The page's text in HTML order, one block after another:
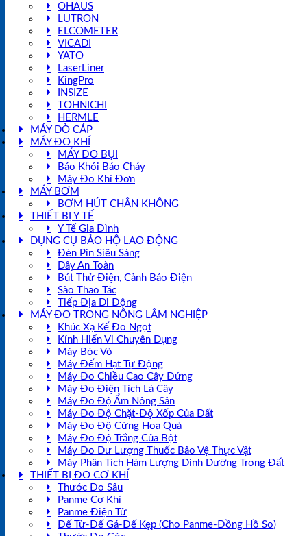
OHAUS
LUTRON
ELCOMETER
VICADI
YATO
LaserLiner
KingPro
INSIZE
TOHNICHI
HERMLE
MÁY DÒ CÁP
MÁY ĐO KHÍ
MÁY ĐO BỤI
Báo Khói Báo Cháy
Máy Đo Khí Đơn
MÁY BƠM
BƠM HÚT CHÂN KHÔNG
THIẾT BỊ Y TẾ
Y Tế Gia Đình
DỤNG CỤ BẢO HỘ LAO ĐỘNG
Đèn Pin Siêu Sáng
Dây An Toàn
Bút Thử Điện, Cảnh Báo Điện
Sào Thao Tác
Tiếp Địa Di Động
MÁY ĐO TRONG NÔNG LÂM NGHIỆP
Khúc Xạ Kế Đo Ngọt
Kính Hiển Vi Chuyên Dụng
Máy Bóc Vỏ
Máy Đếm Hạt Tự Động
Máy Đo Chiều Cao Cây Đứng
Máy Đo Điện Tích Lá Cây
Máy Đo Độ Ẩm Nông Sản
Máy Đo Độ Chặt-Độ Xốp Của Đất
Máy Đo Độ Cứng Hoa Quả
Máy Đo Độ Trắng Của Bột
Máy Đo Dư Lượng Thuốc Bảo Vệ Thực Vật
Máy Phân Tích Hàm Lượng Dinh Dưỡng Trong Đất
THIẾT BỊ ĐO CƠ KHÍ
Thước Đo Sâu
Panme Cơ Khí
Panme Điện Tử
Đế Từ-Đế Gá-Đế Kẹp (Cho Panme-Đồng Hồ So)